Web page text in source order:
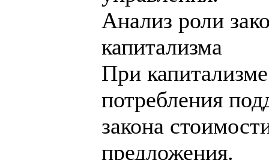
Анализ роли
капитализма
При
потребления
закона
предложения.